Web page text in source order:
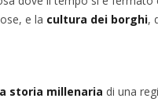
e la cultura dei borghi,
storia millenaria di una